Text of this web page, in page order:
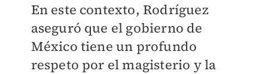
En este contexto, Rodríguez
aseguró que el gobierno de
México tiene un profundo
respeto por el magisterio y la